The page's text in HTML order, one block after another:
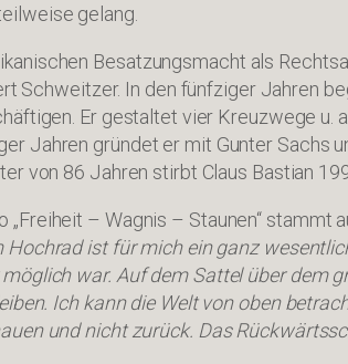
gelang.
Besatzungsmacht als
Schweitzer. In den fünfziger Jahren
Er gestaltet vier Kreuzwege u.
Jahren gründet er mit Gunter Sachs
von 86 Jahren stirbt Claus Bastian
„Freiheit – Wagnis – Staunen“
Hochrad ist für mich ein ganz
war. Auf dem Sattel über dem
Ich kann die Welt von oben
und nicht zurück. Das